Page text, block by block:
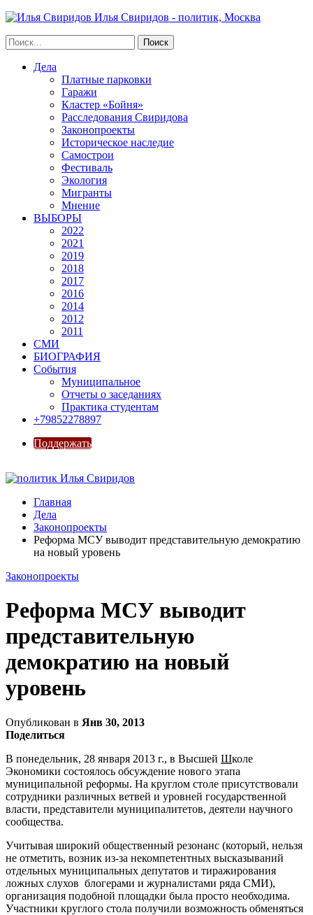
Илья Свиридов - политик, Москва
Дела
Платные парковки
Гаражи
Кластер «Бойня»
Расследования Свиридова
Законопроекты
Историческое наследие
Самострои
Фестиваль
Экология
Мигранты
Мнение
ВЫБОРЫ
2022
2021
2019
2018
2017
2016
2014
2012
2011
СМИ
БИОГРАФИЯ
События
Муниципальное
Отчеты о заседаниях
Практика студентам
+79852278897
Поддержать
Главная
Дела
Законопроекты
Реформа МСУ выводит представительную демократию
на новый уровень
Законопроекты
Реформа МСУ выводит
представительную
демократию на новый
уровень
Опубликован в Янв 30, 2013
Поделиться
В понедельник, 28 января 2013 г., в Высшей Школе
Экономики состоялось обсуждение нового этапа
муниципальной реформы. На круглом столе присутствовали
сотрудники различных ветвей и уровней государственной
власти, представители муниципалитетов, деятели научного
сообщества.
Учитывая широкий общественный резонанс (который, нельзя
не отметить, возник из-за некомпетентных высказываний
отдельных муниципальных депутатов и тиражирования
ложных слухов блогерами и журналистами ряда СМИ),
организация подобной площадки была просто необходима.
Участники круглого стола получили возможность обменяться